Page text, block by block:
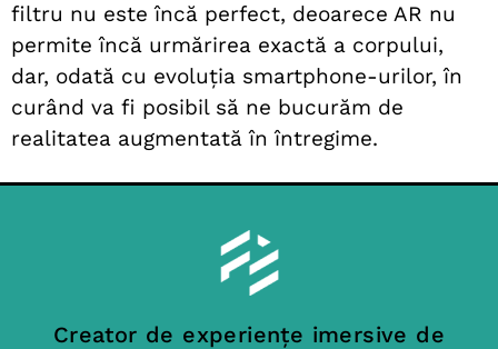
filtru nu este încă perfect, deoarece AR nu
permite încă urmărirea exactă a corpului,
dar, odată cu evoluția smartphone-urilor, în
curând va fi posibil să ne bucurăm de
realitatea augmentată în întregime.
Creator de experiențe imersive de